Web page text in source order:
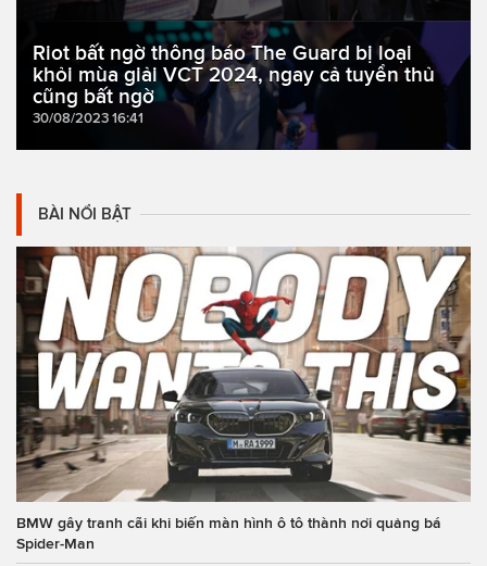
Riot bất ngờ thông báo The Guard bị loại
khỏi mùa giải VCT 2024, ngay cả tuyển thủ
cũng bất ngờ
30/08/2023 16:41
BÀI NỔI BẬT
BMW gây tranh cãi khi biến màn hình ô tô thành nơi quảng bá
Spider-Man